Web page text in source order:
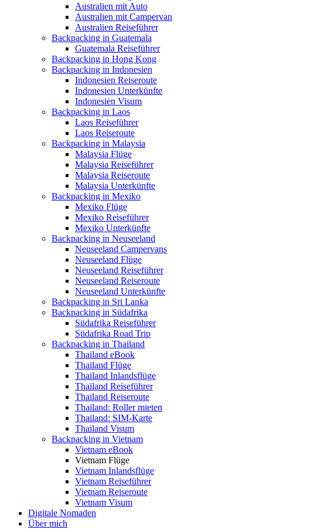
Australien mit Auto
Australien mit Campervan
Australien Reiseführer
Backpacking in Guatemala
Guatemala Reiseführer
Backpacking in Hong Kong
Backpacking in Indonesien
Indonesien Reiseroute
Indonesien Unterkünfte
Indonesien Visum
Backpacking in Laos
Laos Reiseführer
Laos Reiseroute
Backpacking in Malaysia
Malaysia Flüge
Malaysia Reiseführer
Malaysia Reiseroute
Malaysia Unterkünfte
Backpacking in Mexiko
Mexiko Flüge
Mexiko Reiseführer
Mexiko Unterkünfte
Backpacking in Neuseeland
Neuseeland Campervans
Neuseeland Flüge
Neuseeland Reiseführer
Neuseeland Reiseroute
Neuseeland Unterkünfte
Backpacking in Sri Lanka
Backpacking in Südafrika
Südafrika Reiseführer
Südafrika Road Trip
Backpacking in Thailand
Thailand eBook
Thailand Flüge
Thailand Inlandsflüge
Thailand Reiseführer
Thailand Reiseroute
Thailand: Roller mieten
Thailand: SIM-Karte
Thailand Visum
Backpacking in Vietnam
Vietnam eBook
Vietnam Flüge
Vietnam Inlandsflüge
Vietnam Reiseführer
Vietnam Reiseroute
Vietnam Visum
Digitale Nomaden
Über mich